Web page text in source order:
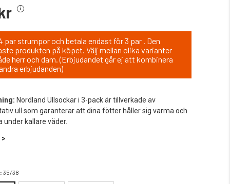
par strumpor och betala endast för 3 par . Den
produkten på köpet. Välj mellan olika varianter
herr och dam. (Erbjudandet går ej att kombinera
erbjudanden)
Nordland Ullsockar i 3-pack är tillverkade av
ull som garanterar att dina fötter håller sig varma och
under kallare väder.
35/38